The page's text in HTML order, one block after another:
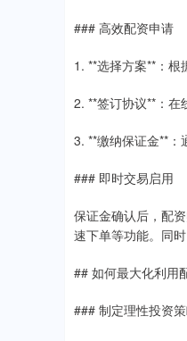
### 高效配资申请
1. **选择方案**：根
2. **签订协议**：在
3. **缴纳保证金**：
### 即时交易启用
保证金确认后，配
速下单等功能。同
## 如何最大化利用
### 制定理性投资